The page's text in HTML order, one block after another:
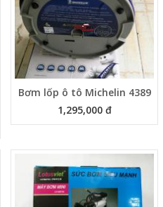
Bơm lốp ô tô Michelin 4389
1,295,000 đ